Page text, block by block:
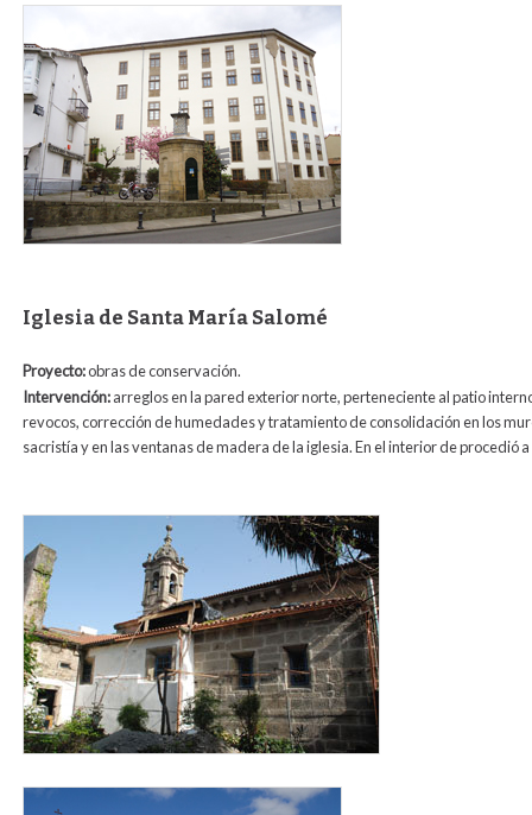
Iglesia de Santa María Salomé
Proyecto:obras de conservación.
Intervención:arreglos en la pared exterior norte, perteneciente al patio
revocos, corrección de humedades y tratamiento de consolidación en los
sacristía y en las ventanas de madera de la iglesia. En el interior de procedió
exterior_salome.jpg
cubierta_salome.jpg